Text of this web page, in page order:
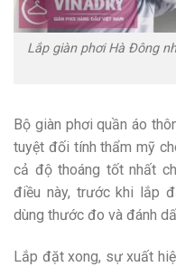
Lắp giàn phơi Hà Đông
Bộ giàn phơi quần áo
tuyệt đối tính thẩm mỹ
cả độ thoáng tốt nhất
điều này, trước khi lắp
dùng thước đo và đánh
Lắp đặt xong, sự xuất